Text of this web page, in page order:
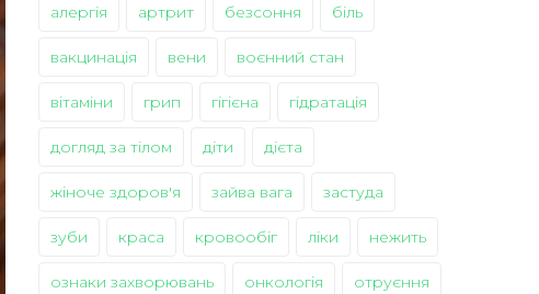
алергія артрит безсоння біль
вакцинація вени воєнний стан
вітаміни грип гігієна гідратація
догляд за тілом діти дієта
жіноче здоров'я зайва вага застуда
зуби краса кровообіг ліки нежить
ознаки захворювань онкологія отруєння